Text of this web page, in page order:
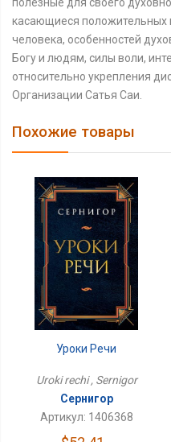
касающиеся положительных
человека, особенностей
Богу и людям, силы воли,
относительно укрепления
Организации Сатья Саи.
Похожие товары
Уроки Речи
Uroki rechi , Sernigor
Сернигор
Артикул: 1406368